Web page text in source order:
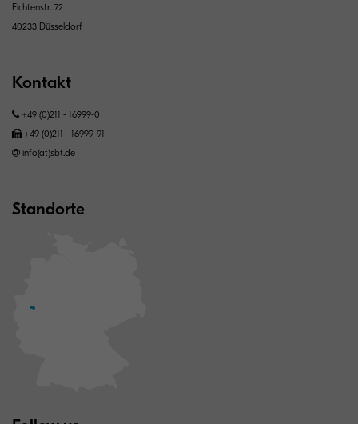
Fichtenstr. 72
40233 Düsseldorf
Kontakt
+49 (0)211 - 16999-0
+49 (0)211 - 16999-91
info(at)sbt.de
Standorte